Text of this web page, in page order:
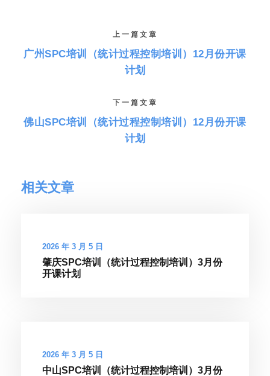
上一篇文章
广州SPC培训（统计过程控制培训）12月份开课
计划
下一篇文章
佛山SPC培训（统计过程控制培训）12月份开课
计划
相关文章
2026 年 3 月 5 日
肇庆SPC培训（统计过程控制培训）3月份
开课计划
2026 年 3 月 5 日
中山SPC培训（统计过程控制培训）3月份